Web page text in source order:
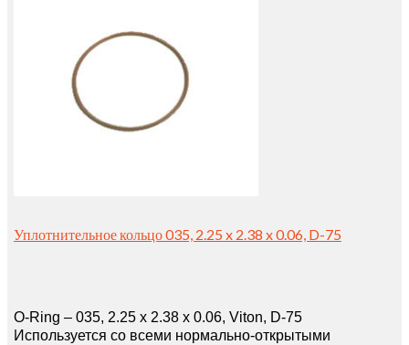
Уплотнительное кольцо 035, 2.25 x 2.38 x 0.06, D-75
O-Ring – 035, 2.25 x 2.38 x 0.06, Viton, D-75
Используется со всеми нормально-открытыми